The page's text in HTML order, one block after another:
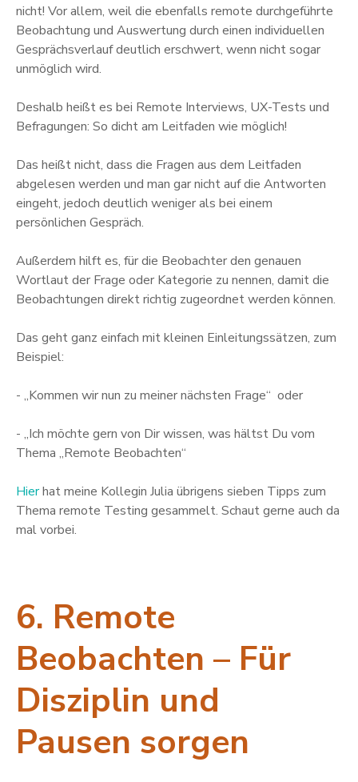
nicht! Vor allem, weil die ebenfalls remote durchgeführte
Beobachtung und Auswertung durch einen individuellen
Gesprächsverlauf deutlich erschwert, wenn nicht sogar
unmöglich wird.
Deshalb heißt es bei Remote Interviews, UX-Tests und
Befragungen: So dicht am Leitfaden wie möglich!
Das heißt nicht, dass die Fragen aus dem Leitfaden
abgelesen werden und man gar nicht auf die Antworten
eingeht, jedoch deutlich weniger als bei einem
persönlichen Gespräch.
Außerdem hilft es, für die Beobachter den genauen
Wortlaut der Frage oder Kategorie zu nennen, damit die
Beobachtungen direkt richtig zugeordnet werden können.
Das geht ganz einfach mit kleinen Einleitungssätzen, zum
Beispiel:
- „Kommen wir nun zu meiner nächsten Frage“ oder
- „Ich möchte gern von Dir wissen, was hältst Du vom
Thema „Remote Beobachten“
Hierhat meine Kollegin Julia übrigens sieben Tipps zum
Thema remote Testing gesammelt. Schaut gerne auch da
mal vorbei.
6. Remote
Beobachten – Für
Disziplin und
Pausen sorgen